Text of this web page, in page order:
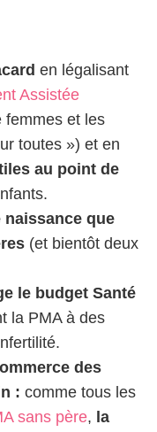
en légalisant
Assistée
femmes et les
toutes ») et en
au point de
que
(et bientôt deux
le budget Santé
la PMA à des
des
: comme tous les
sans père, la